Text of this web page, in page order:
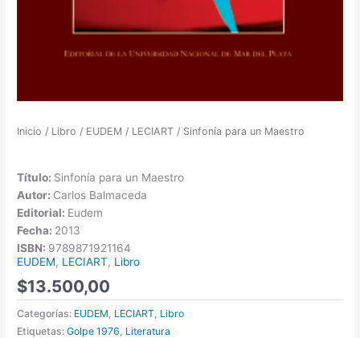
Inicio / Libro / EUDEM / LECIART / Sinfonía para un Maestro
Título: Sinfonía para un Maestro
Autor: Carlos Balmaceda
Editorial: Eudem
Fecha: 2013
ISBN: 9789871921164
EUDEM, LECIART, Libro
$13.500,00
Categorías: EUDEM LECIART Libro
Etiquetas:Golpe 1976 Literatura